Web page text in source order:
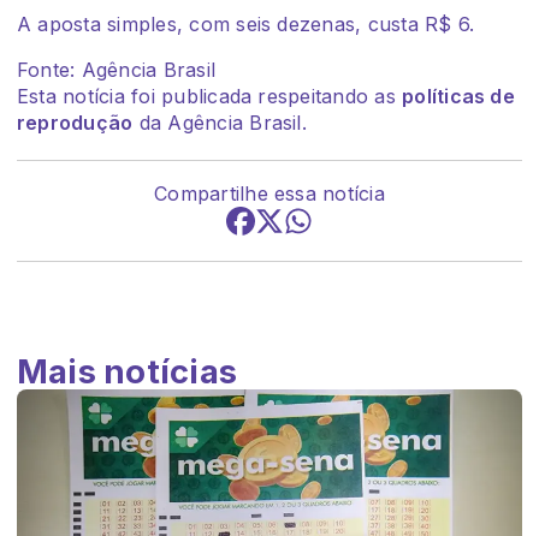
A aposta simples, com seis dezenas, custa R$ 6.
Fonte: Agência Brasil
Esta notícia foi publicada respeitando as políticas de
reprodução da Agência Brasil.
Compartilhe essa notícia
Mais notícias